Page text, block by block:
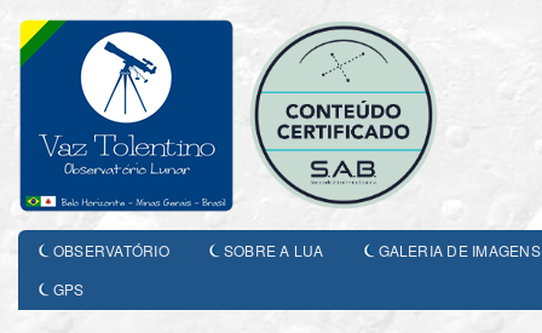
OBSERVATÓRIO SOBRE A LUA
GALERIA DE IMAGENS
GPS